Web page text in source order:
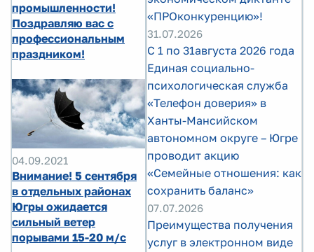
промышленности!
Поздравляю вас с
профессиональным
праздником!
04.09.2021
Внимание! 5 сентября
в отдельных районах
Югры ожидается
сильный ветер
порывами 15-20 м/с
«ПРОконкуренцию»!
31.07.2026
С 1 по 31августа 2026 года
Единая социально-
психологическая служба
«Телефон доверия» в
Ханты-Мансийском
автономном округе – Югре
проводит акцию
«Семейные отношения: как
сохранить баланс»
07.07.2026
Преимущества получения
услуг в электронном виде